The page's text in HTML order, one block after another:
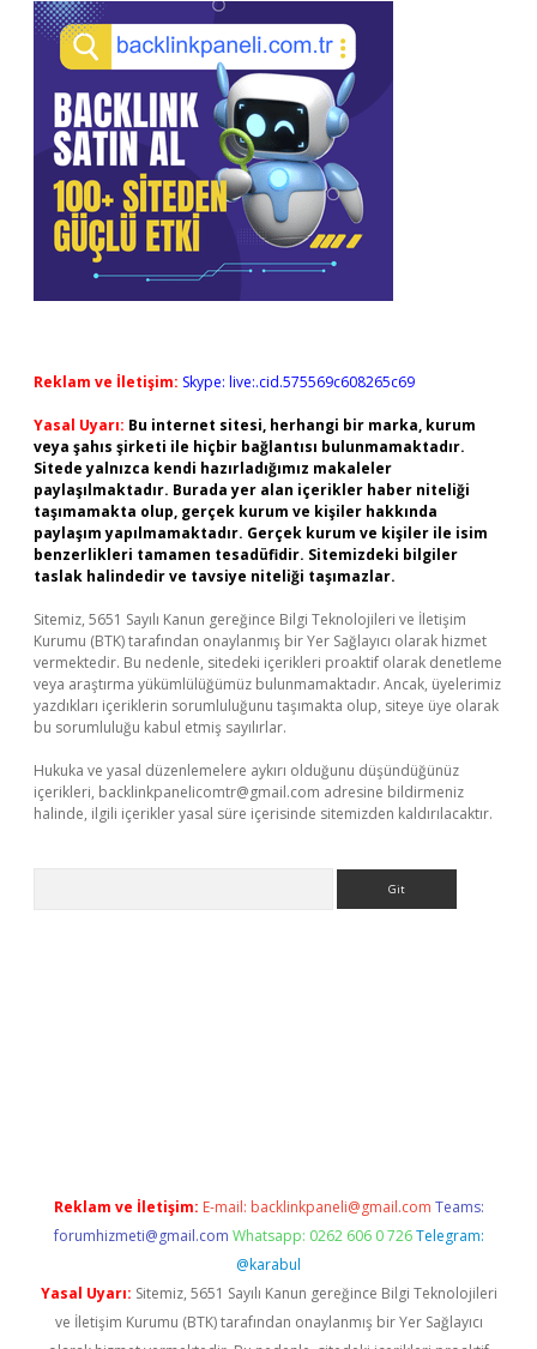
Reklam ve İletişim: Skype: live:.cid.575569c608265c69
Yasal Uyarı: Bu internet sitesi, herhangi bir marka, kurum
veya şahıs şirketi ile hiçbir bağlantısı bulunmamaktadır.
Sitede yalnızca kendi hazırladığımız makaleler
paylaşılmaktadır. Burada yer alan içerikler haber niteliği
taşımamakta olup, gerçek kurum ve kişiler hakkında
paylaşım yapılmamaktadır. Gerçek kurum ve kişiler ile isim
benzerlikleri tamamen tesadüfidir. Sitemizdeki bilgiler
taslak halindedir ve tavsiye niteliği taşımazlar.
Sitemiz, 5651 Sayılı Kanun gereğince Bilgi Teknolojileri ve İletişim
Kurumu (BTK) tarafından onaylanmış bir Yer Sağlayıcı olarak hizmet
vermektedir. Bu nedenle, sitedeki içerikleri proaktif olarak denetleme
veya araştırma yükümlülüğümüz bulunmamaktadır. Ancak, üyelerimiz
yazdıkları içeriklerin sorumluluğunu taşımakta olup, siteye üye olarak
bu sorumluluğu kabul etmiş sayılırlar.
Hukuka ve yasal düzenlemelere aykırı olduğunu düşündüğünüz
içerikleri, backlinkpanelicomtr@gmail.com adresine bildirmeniz
halinde, ilgili içerikler yasal süre içerisinde sitemizden kaldırılacaktır.
Reklam ve İletişim: E-mail: backlinkpaneli@gmail.com Teams:
forumhizmeti@gmail.com Whatsapp: 0262 606 0 726 Telegram:
@karabul
Yasal Uyarı: Sitemiz, 5651 Sayılı Kanun gereğince Bilgi Teknolojileri
ve İletişim Kurumu (BTK) tarafından onaylanmış bir Yer Sağlayıcı